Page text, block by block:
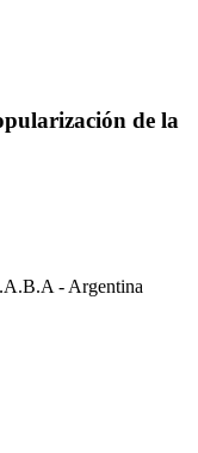
de la
- Argentina